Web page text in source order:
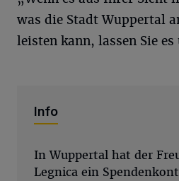
was die Stadt Wuppertal
leisten kann, lassen Sie
Info
In Wuppertal hat der
Legnica ein